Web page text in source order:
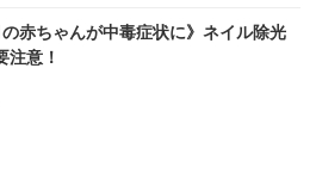
の赤ちゃんが中毒症状に》ネイル除光
注意！